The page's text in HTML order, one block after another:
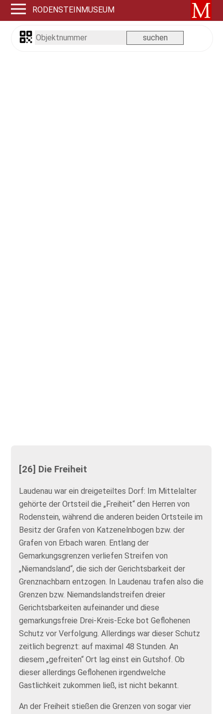
RODENSTEINMUSEUM
[26] Die Freiheit
Laudenau war ein dreigeteiltes Dorf: Im Mittelalter
gehörte der Ortsteil die „Freiheit“ den Herren von
Rodenstein, während die anderen beiden Ortsteile im
Besitz der Grafen von Katzenelnbogen bzw. der
Grafen von Erbach waren. Entlang der
Gemarkungsgrenzen verliefen Streifen von
„Niemandsland“, die sich der Gerichtsbarkeit der
Grenznachbarn entzogen. In Laudenau trafen also die
Grenzen bzw. Niemandslandstreifen dreier
Gerichtsbarkeiten aufeinander und diese
gemarkungsfreie Drei-Kreis-Ecke bot Geflohenen
Schutz vor Verfolgung. Allerdings war dieser Schutz
zeitlich begrenzt: auf maximal 48 Stunden. An
diesem „gefreiten“ Ort lag einst ein Gutshof. Ob
dieser allerdings Geflohenen irgendwelche
Gastlichkeit zukommen ließ, ist nicht bekannt.
An der Freiheit stießen die Grenzen von sogar vier